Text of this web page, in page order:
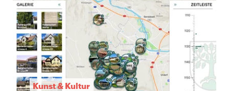
Kunst & Kultur